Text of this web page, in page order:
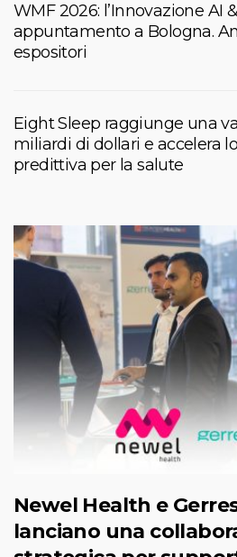
WMF 2026: l’Innovazione AI
appuntamento a Bologna.
espositori
Eight Sleep raggiunge una
miliardi di dollari e accelera
predittiva per la salute
Newel Health e
lanciano una